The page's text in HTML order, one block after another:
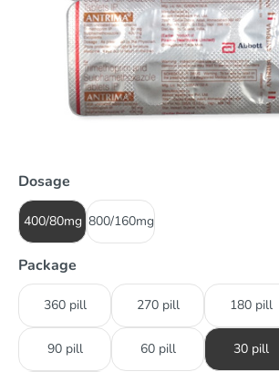
Dosage
400/80mg 800/160mg
Package
360 pill 270 pill 180 pill
90 pill 60 pill 30 pill